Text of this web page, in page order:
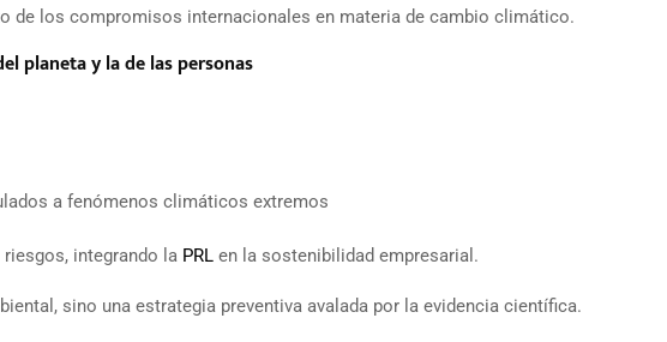
de los compromisos internacionales en materia de cambio climático.
planeta y la de las personas
a fenómenos climáticos extremos
integrando la PRL en la sostenibilidad empresarial.
sino una estrategia preventiva avalada por la evidencia científica.